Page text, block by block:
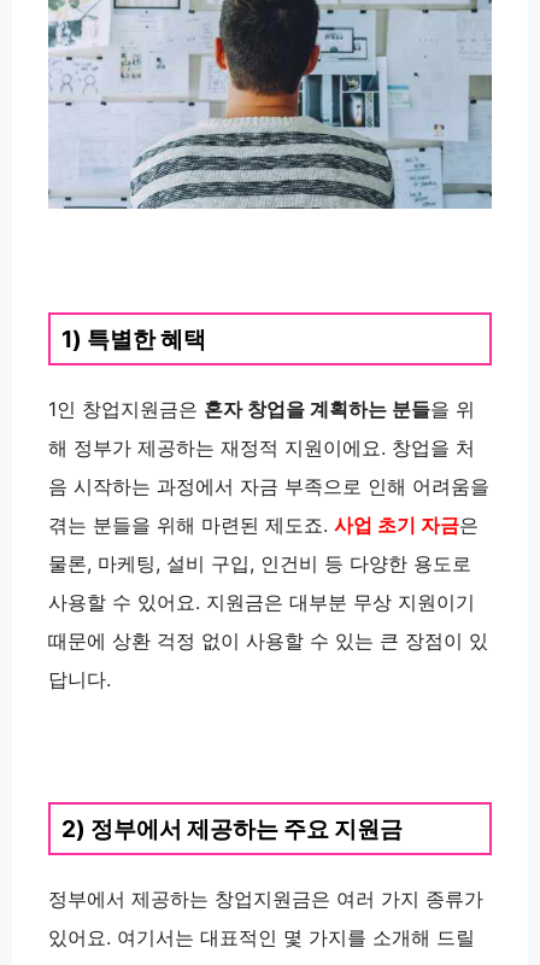
1) 특별한 혜택
1인 창업지원금은 혼자 창업을 계획하는 분들을 위
해 정부가 제공하는 재정적 지원이에요. 창업을 처
음 시작하는 과정에서 자금 부족으로 인해 어려움을
겪는 분들을 위해 마련된 제도죠. 사업 초기 자금은
물론, 마케팅, 설비 구입, 인건비 등 다양한 용도로
사용할 수 있어요. 지원금은 대부분 무상 지원이기
때문에 상환 걱정 없이 사용할 수 있는 큰 장점이 있
답니다.
2) 정부에서 제공하는 주요 지원금
정부에서 제공하는 창업지원금은 여러 가지 종류가
있어요. 여기서는 대표적인 몇 가지를 소개해 드릴